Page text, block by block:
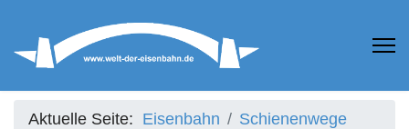
Aktuelle Seite: Eisenbahn
Schienenwege